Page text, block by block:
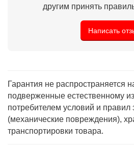
другим принять
Написать
Гарантия не распространяется
подверженные естественному
потребителем условий и правил
(механические повреждения),
транспортировки товара.